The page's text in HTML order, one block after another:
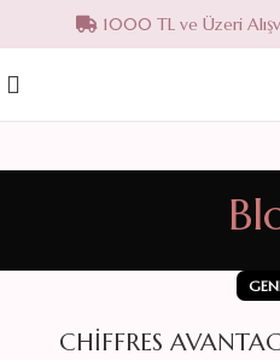
1000 TL ve Üzeri
CHIFFRES